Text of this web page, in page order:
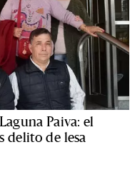
Paiva: el
delito de lesa